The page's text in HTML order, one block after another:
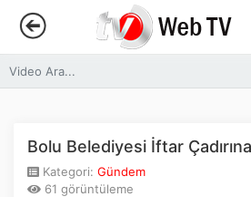
Anasayfa
Canlı Yayın
Bolu Belediyesi İftar
Kategori: Gündem
61 görüntüleme